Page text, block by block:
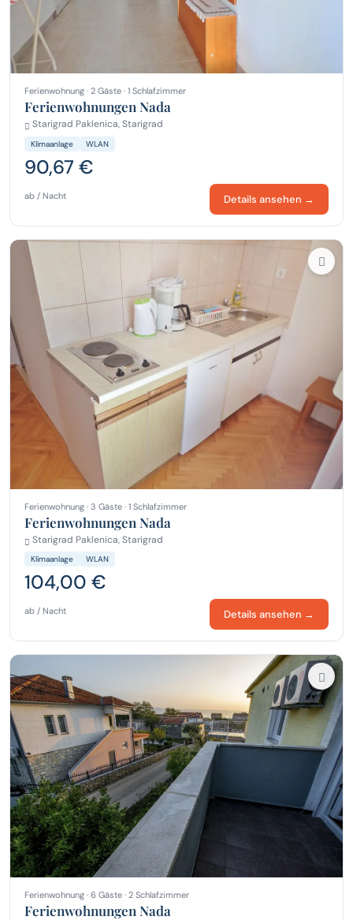
Ferienwohnung · 2 Gäste · 1 Schlafzimmer
Ferienwohnungen Nada
Starigrad Paklenica, Starigrad
Klimaanlage WLAN
90,67 €
ab / Nacht Details ansehen →
Ferienwohnung · 3 Gäste · 1 Schlafzimmer
Ferienwohnungen Nada
Starigrad Paklenica, Starigrad
Klimaanlage WLAN
104,00 €
ab / Nacht Details ansehen →
Ferienwohnung · 6 Gäste · 2 Schlafzimmer
Ferienwohnungen Nada